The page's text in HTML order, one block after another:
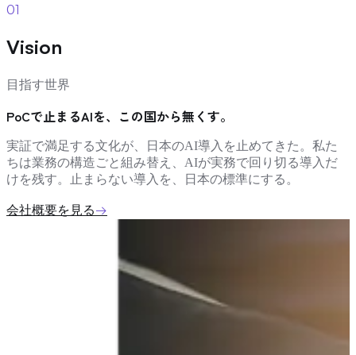
01
Vision
目指す世界
PoCで止まるAIを、この国から無くす。
実証で満足する文化が、日本のAI導入を止めてきた。私た
ちは業務の構造ごと組み替え、AIが実務で回り切る導入だ
けを残す。止まらない導入を、日本の標準にする。
会社概要を見る→